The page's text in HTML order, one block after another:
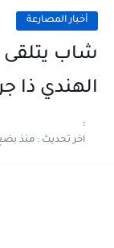
أخبار المصارعة
شاب
الهندي ذا
:
اخر تحديث :منذ